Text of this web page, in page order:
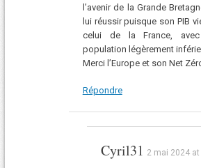
l’avenir de la Grande
lui réussir puisque son PIB
celui de la France,
population légèrement
Merci l’Europe et son Net
Répondre
Cyril31 2 mai 2024